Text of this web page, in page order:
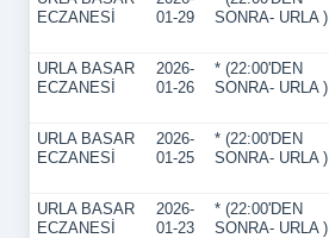
ECZANESİ
01-29
SONRA- URLA )
URLA BASAR
ECZANESİ
2026-
01-26
* (22:00'DEN
SONRA- URLA )
URLA BASAR
ECZANESİ
2026-
01-25
* (22:00'DEN
SONRA- URLA )
URLA BASAR
ECZANESİ
2026-
01-23
* (22:00'DEN
SONRA- URLA )